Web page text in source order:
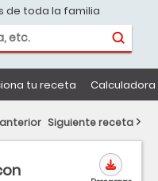
de toda la familia
tu receta
Siguiente receta